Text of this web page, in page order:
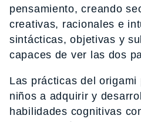
pensamiento, creando
creativas, racionales e
sintácticas, objetivas y
capaces de ver las dos
Las prácticas del
niños a adquirir y
habilidades cognitivas